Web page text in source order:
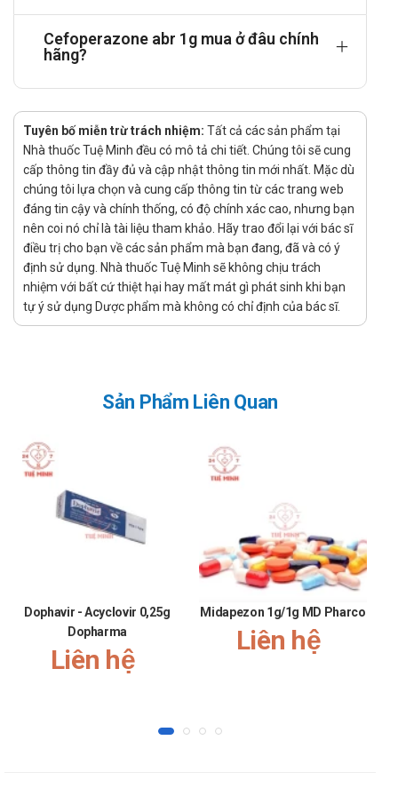
Liều dùng của Cefoperazone abr 1g
Thuốc được dùng để tiêm bắp sâu, tiêm tĩnh mạch trực
tiếp, có thể truyền tĩnh mạch ngắn trong 15-60 phút, hoặc
tiêm truyền tĩnh mạch liên tục.
Người lớn: Liều dùng hàng ngày được khuyến cáo là 2-4 g,
chia đều, dùng 12 giờ một lằn.
Trẻ em: Liều dùng hàng ngày được khuyến cáo là 50-200
mg/kg, chia đều, dùng 8-12 giờ một lần. Liều tối đa hàng
ngày không nên vượt quá 12 g.
Bệnh nhân có bệnh lý gan hoặc thận:
Bác sĩ sẽ quyết định liều Cefoperazon phù hợp với
bệnh nhân. Thông thường, liều hàng ngày có thể giảm
hoặc tăng lên, tùy thuộc vào mức độ nghiêm trọng của
bệnh.
Liều dùng cho những người bệnh bị bệnh gan không
thận không được quá 2g/24 giờ.
Không được chấm dứt điều trị tùy tiện, thậm chí ngay
trị của thuốc có thể không biểu hiện đầy đủ. Vì dừng
thuốc sớm là cách kích hoạt sự phát triển của vi khuẩn
kháng thuốc.
Chú ý sử dụng của Cefoperazone abr 1g
Không sử dụng cho người mẫn cảm với các thành phần
Bảo quản
Để nơi khô ráo, thoáng mát.
Cefoperazone abr 1g mua ở đâu chính
hãng?
Tuyên bố miễn trừ trách nhiệm: Tất cả các sản phẩm tại
Nhà thuốc Tuệ Minh đều có mô tả chi tiết. Chúng tôi sẽ cung
cấp thông tin đầy đủ và cập nhật thông tin mới nhất. Mặc dù
chúng tôi lựa chọn và cung cấp thông tin từ các trang web
đáng tin cậy và chính thống, có độ chính xác cao, nhưng bạn
nên coi nó chỉ là tài liệu tham khảo. Hãy trao đổi lại với bác sĩ
điều trị cho bạn về các sản phẩm mà bạn đang, đã và có ý
định sử dụng. Nhà thuốc Tuệ Minh sẽ không chịu trách
nhiệm với bất cứ thiệt hại hay mất mát gì phát sinh khi bạn
tự ý sử dụng Dược phẩm mà không có chỉ định của bác sĩ.
Sản Phẩm Liên Quan
Dophavir - Acyclovir 0,25g
Dopharma
Liên hệ
Midapezon 1g/1g MD Pharco
Liên hệ